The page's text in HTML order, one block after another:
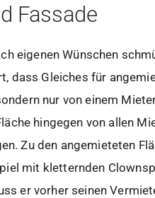
Fassade
eigenen Wünschen
dass Gleiches für
nur von einem
hingegen von allen
Zu den angemieteten
mit kletternden
er vorher seinen